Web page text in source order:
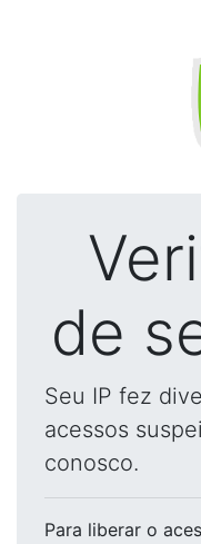
de
Seu IP fez
acessos
conosco.
Para liberar o